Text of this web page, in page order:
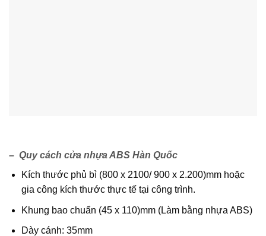
– Quy cách cửa nhựa ABS Hàn Quốc
Kích thước phủ bì (800 x 2100/ 900 x 2.200)mm hoặc
gia công kích thước thực tế tại công trình.
Khung bao chuẩn (45 x 110)mm (Làm bằng nhựa ABS)
Dày cánh: 35mm